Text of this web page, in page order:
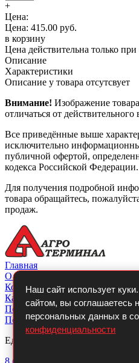
+
Цена:
Цена: 415.00 руб.
в корзину
Цена действительна только при
Описание
Характеристики
Описание у товара отсутсвует
Внимание! Изображение
отличаться от
Все приведённые выше
исключительно
публичной офертой,
кодекса Российской Федерации.
Для получения подробной
товара обращайтесь,
продаж.
Наш сайт использует
сайтом, вы соглашаетесь
персональных данных в
конфиденциальности
Главная
О компании
Контакты
Каталог
Покупателю
Политикой
Единый телефон:
8 (800)